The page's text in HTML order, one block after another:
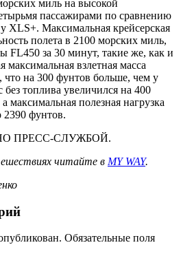
миль на высокой
пассажирами по сравнению
XLS+. Максимальная крейсерская
полета в 2100 морских миль,
FL450 за 30 минут, такие же, как и
взлетная масса
что на 300 фунтов больше, чем у
топлива увеличился на 400
максимальная полезная нагрузка
2390 фунтов.
ПРЕСС-СЛУЖБОЙ.
читайте в MY WAY.
Обязательные поля